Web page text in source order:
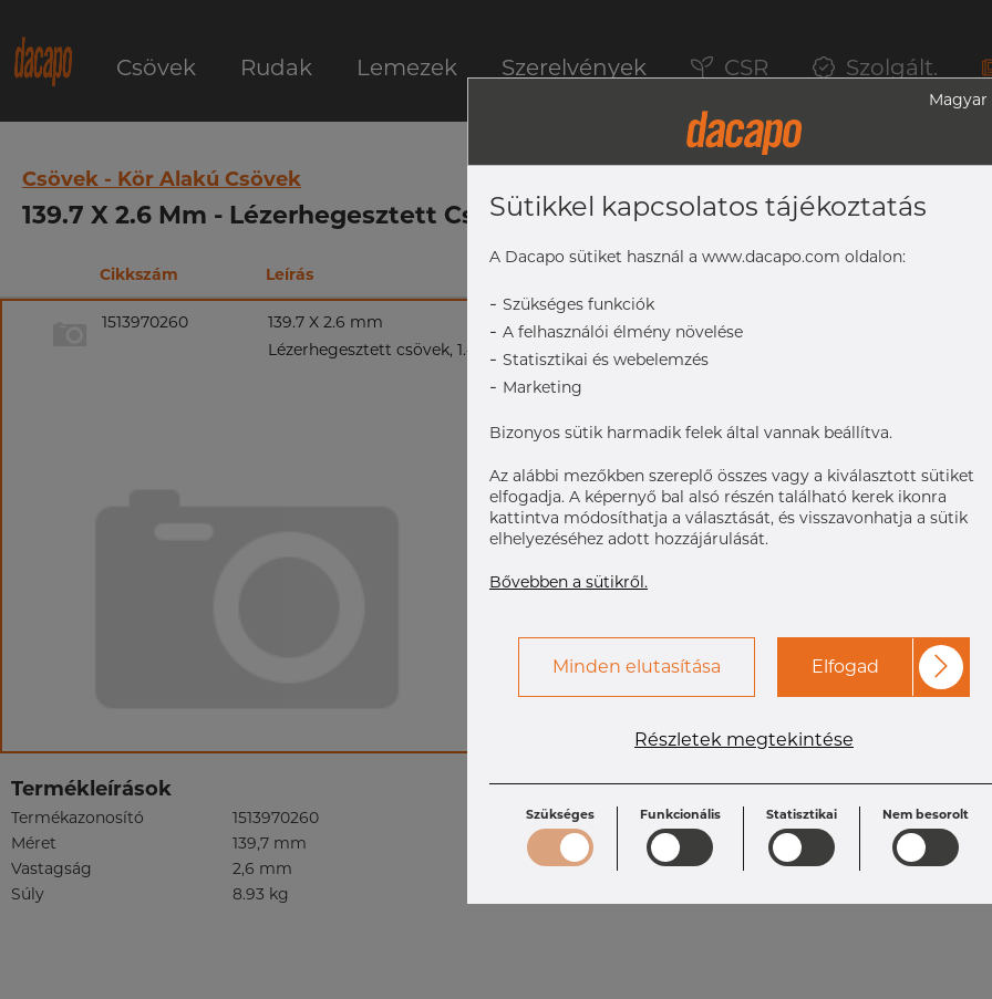
Csövek Rudak Lemezek Szerelvények CSR Szolgált.
Csövek - Kör Alakú Csövek
139.7 X 2.6 Mm - Lézerhegesztett Csövek, 1.4571, EN 10217-7, TC2, Nem
Cikkszám Leírás
1513970260
139.7 X 2.6 mm
Lézerhegesztett csövek, 1.4571, EN 10217-7, TC2, nem lágyított, pácolt
Termékleírások
Termékazonosító
1513970260
Méret
139,7 mm
Vastagság
2,6 mm
Súly
8.93 kg
Magyar
Sütikkel kapcsolatos tájékoztatás
A Dacapo sütiket használ a www.dacapo.com oldalon:
- Szükséges funkciók
- A felhasználói élmény növelése
- Statisztikai és webelemzés
- Marketing
Bizonyos sütik harmadik felek által vannak beállítva.
Az alábbi mezőkben szereplő összes vagy a kiválasztott sütiket
elfogadja. A képernyő bal alsó részén található kerek ikonra
kattintva módosíthatja a választását, és visszavonhatja a sütik
elhelyezéséhez adott hozzájárulását.
Bővebben a sütikről.
Minden elutasítása Elfogad
Részletek megtekintése
Szükséges Funkcionális Statisztikai Nem besorolt